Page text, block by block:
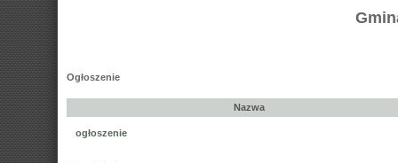
Ogłoszenie
Nazwa
ogłoszenie